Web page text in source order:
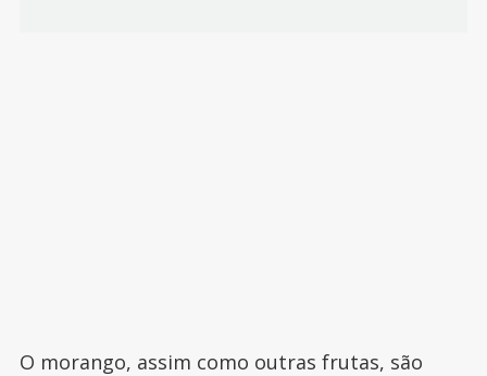
O morango, assim como outras frutas, são